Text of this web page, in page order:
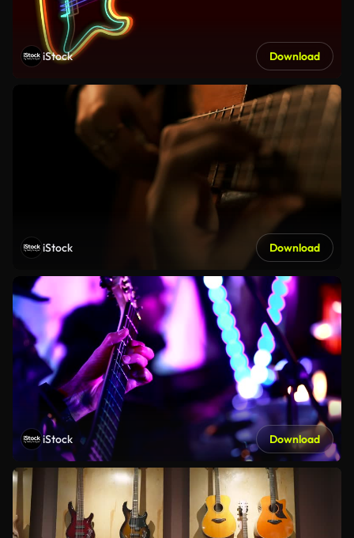
iStock Download
iStock Download
iStock Download